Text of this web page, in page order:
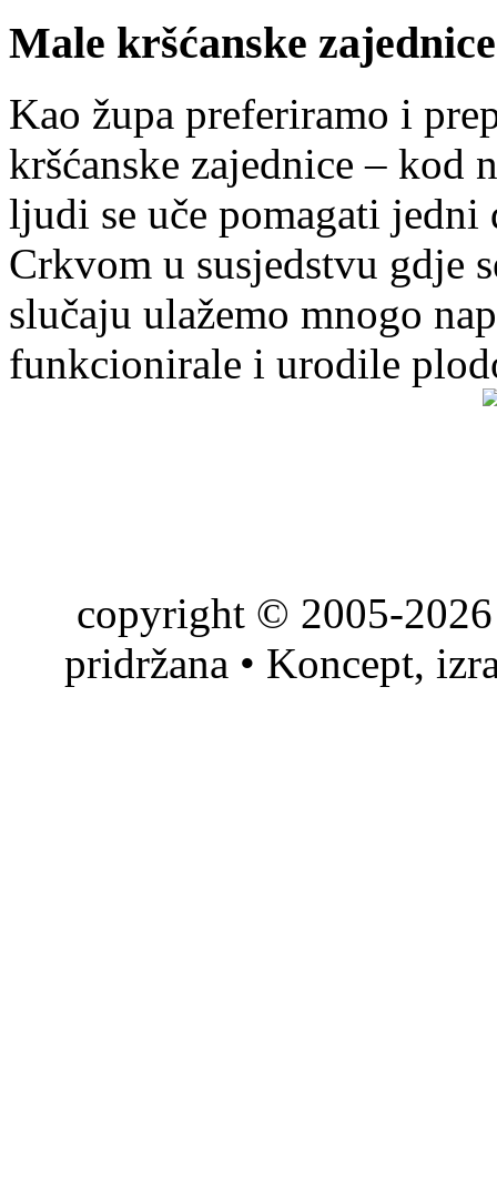
Male kršćanske zajednice
Kao župa preferiramo i
kršćanske zajednice – kod
ljudi se uče pomagati
Crkvom u susjedstvu gdje
slučaju ulažemo mnogo
funkcionirale i urodile
copyright © 2005-
pridržana • Koncept,